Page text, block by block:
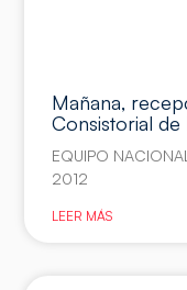
Mañana,
Consistorial de
EQUIPO
2012
LEER MÁS